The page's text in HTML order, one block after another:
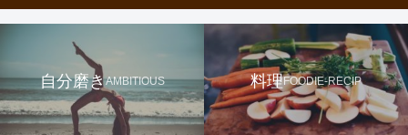
自分磨きAMBITIOUS 料理FOODIE-RECIP